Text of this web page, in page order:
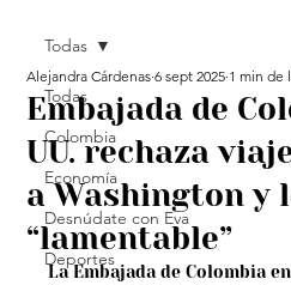
Todas
Colombia
Economía
Desnúdate con Eva
Deportes
Todas
Embajada de
UU. rechaza
a Washington y
“lamentable”
Alejandra Cárdenas 6 sept 2025 1 min de
La Embajada de Colombia